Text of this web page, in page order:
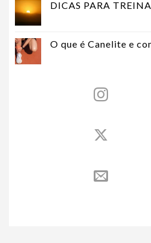
DICAS PARA
O que é Canelite e